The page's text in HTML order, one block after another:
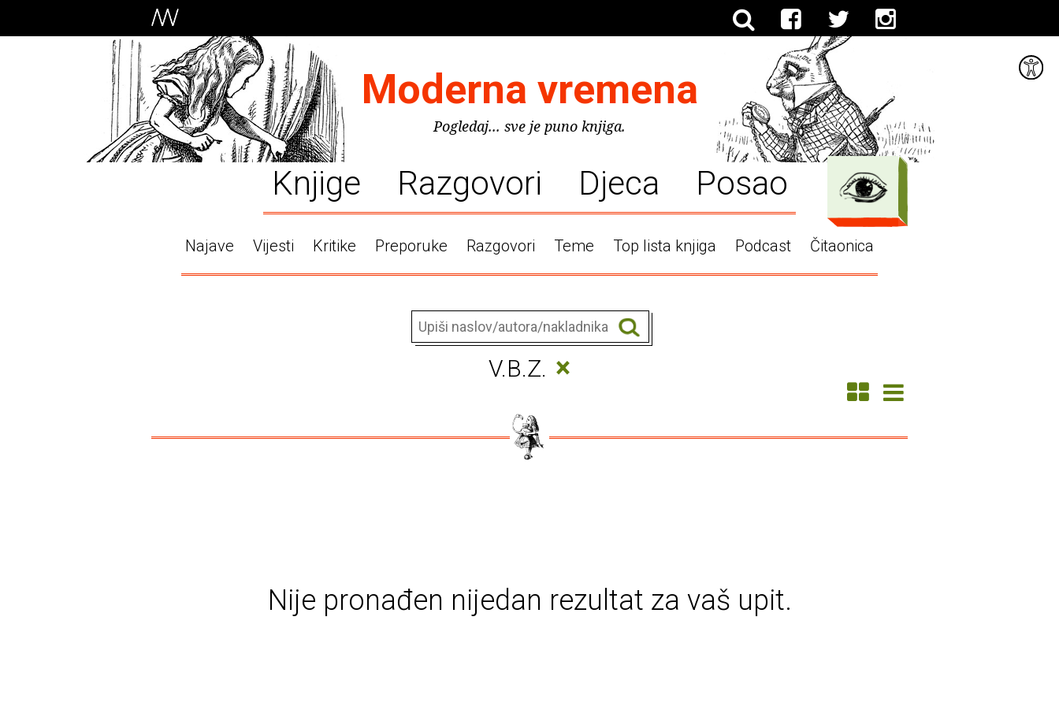
Moderna vremena
Pogledaj... sve je puno knjiga.
Knjige Razgovori Djeca Posao
Najave Vijesti Kritike Preporuke Razgovori Teme Top lista knjiga Podcast Čitaonica
V.B.Z. ×
Nije pronađen nijedan rezultat za vaš upit.